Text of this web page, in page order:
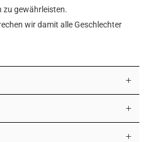
zu gewährleisten.
wir damit alle Geschlechter